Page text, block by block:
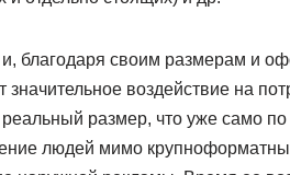
благодаря своим размерам и
значительное воздействие на
размер, что уже само
людей мимо